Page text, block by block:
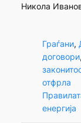
Никола
Граѓани,
договори,
отфрла
енергија